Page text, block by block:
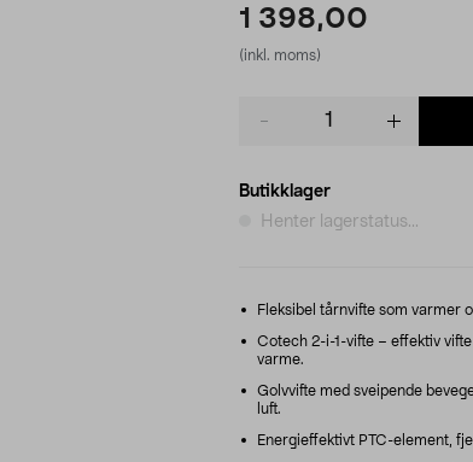
1 398,00
(inkl. moms)
Butikklager
Henter lagerstatus...
Fleksibel tårnvifte som varmer
Cotech 2-i-1-vifte – effektiv
varme.
Golvvifte med sveipende
luft.
Energieffektivt PTC-element,